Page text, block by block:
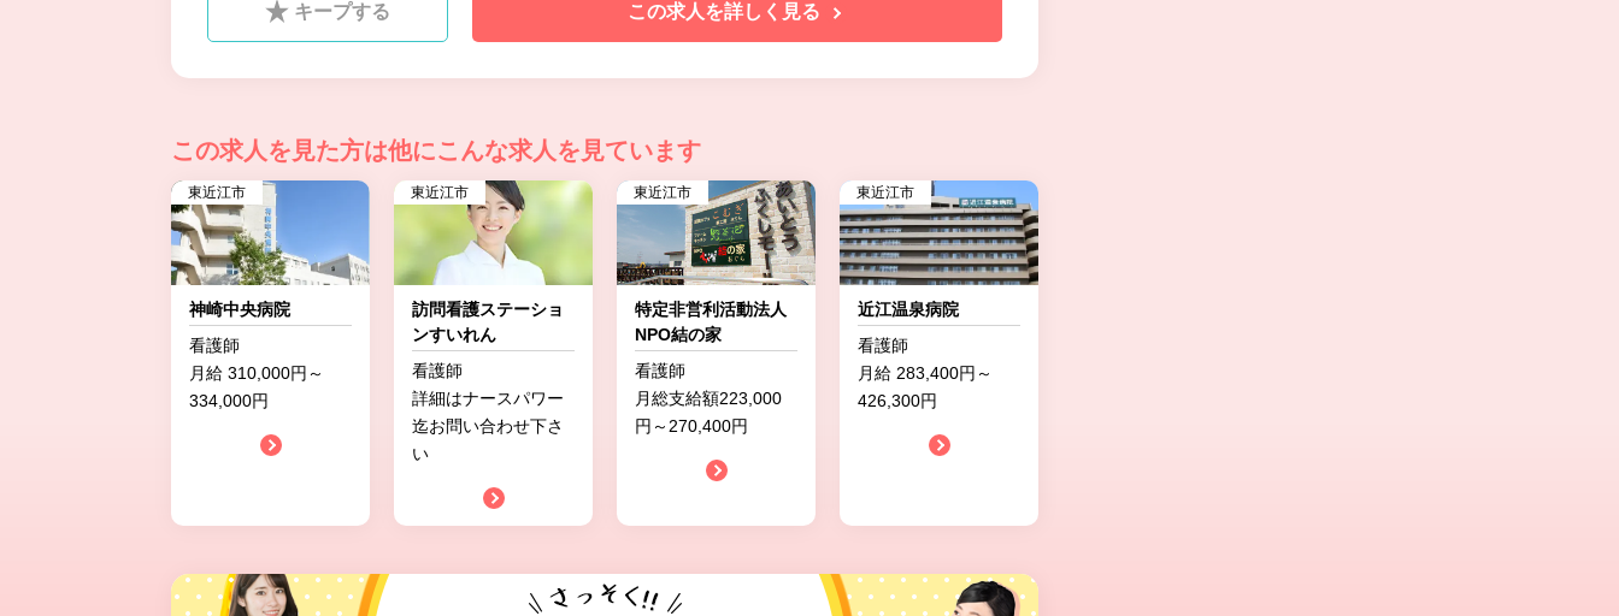
キープする この求人を詳しく見る
この求人を見た方は他にこんな求人を見ています
東近江市
神崎中央病院
看護師
月給 310,000円～
334,000円
東近江市
訪問看護ステーショ
ンすいれん
看護師
詳細はナースパワー
迄お問い合わせ下さ
い
東近江市
特定非営利活動法人
NPO結の家
看護師
月総支給額223,000
円～270,400円
東近江市
近江温泉病院
看護師
月給 283,400円～
426,300円